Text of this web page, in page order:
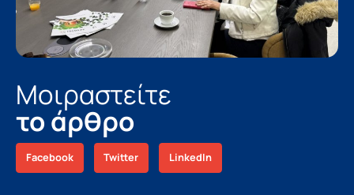
Μοιραστείτε
το άρθρο
Facebook Twitter LinkedIn